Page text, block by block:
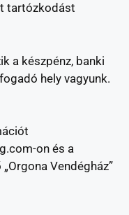
tartózkodást
a készpénz, banki
hely vagyunk.
on és a
Vendégház”